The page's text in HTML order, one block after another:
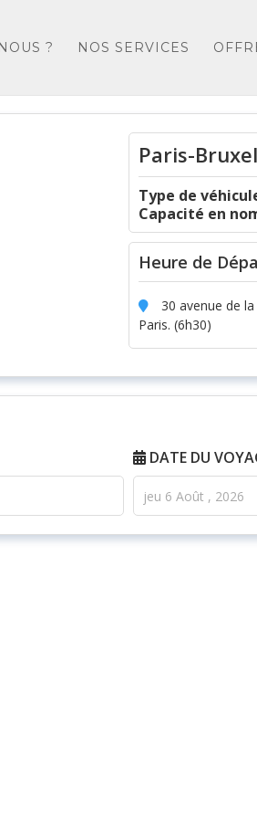
? NOS SERVICES
Paris-
Type de
Capacité en
Heure de
30 avenue de
Paris. (6h30)
DATE DU